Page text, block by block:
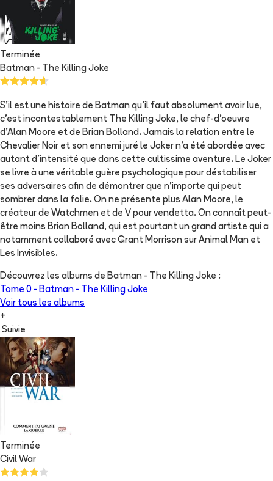
Terminée
Batman - The Killing Joke
S'il est une histoire de Batman qu'il faut absolument avoir lue,
c'est incontestablement The Killing Joke, le chef-d'oeuvre
d'Alan Moore et de Brian Bolland. Jamais la relation entre le
Chevalier Noir et son ennemi juré le Joker n'a été abordée avec
autant d'intensité que dans cette cultissime aventure. Le Joker
se livre à une véritable guère psychologique pour déstabiliser
ses adversaires afin de démontrer que n'importe qui peut
sombrer dans la folie. On ne présente plus Alan Moore, le
créateur de Watchmen et de V pour vendetta. On connaît peut-
être moins Brian Bolland, qui est pourtant un grand artiste qui a
notamment collaboré avec Grant Morrison sur Animal Man et
Les Invisibles.
Découvrez les albums de Batman - The Killing Joke :
Tome 0 - Batman - The Killing Joke
Voir tous les albums
+
Suivie
Terminée
Civil War